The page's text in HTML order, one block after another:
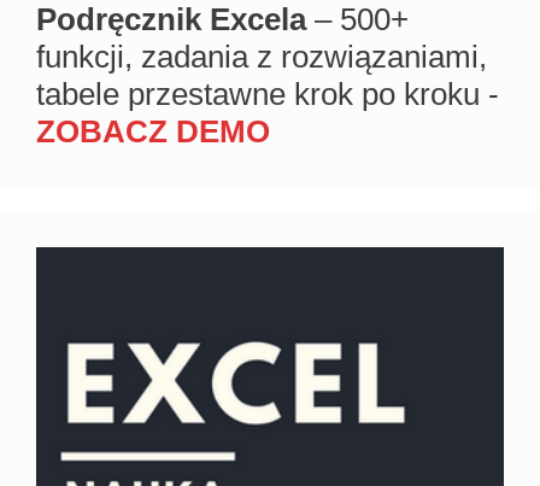
Podręcznik Excela– 500+
funkcji, zadania z rozwiązaniami,
tabele przestawne krok po kroku -
ZOBACZ DEMO